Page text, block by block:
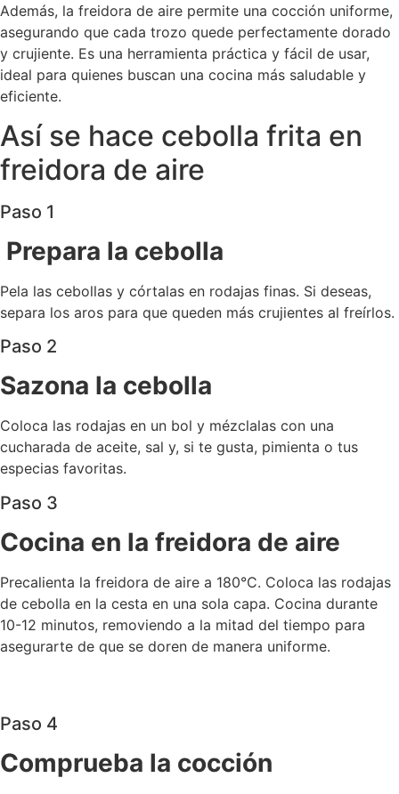
Además, la freidora de aire permite una cocción uniforme,
asegurando que cada trozo quede perfectamente dorado
y crujiente. Es una herramienta práctica y fácil de usar,
ideal para quienes buscan una cocina más saludable y
eficiente.
Así se hace cebolla frita en
freidora de aire
Paso 1
Prepara la cebolla
Pela las cebollas y córtalas en rodajas finas. Si deseas,
separa los aros para que queden más crujientes al freírlos.
Paso 2
Sazona la cebolla
Coloca las rodajas en un bol y mézclalas con una
cucharada de aceite, sal y, si te gusta, pimienta o tus
especias favoritas.
Paso 3
Cocina en la freidora de aire
Precalienta la freidora de aire a 180°C. Coloca las rodajas
de cebolla en la cesta en una sola capa. Cocina durante
10-12 minutos, removiendo a la mitad del tiempo para
asegurarte de que se doren de manera uniforme.
Paso 4
Comprueba la cocción